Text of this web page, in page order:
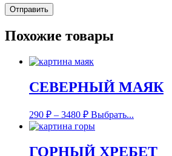
Похожие товары
СЕВЕРНЫЙ МАЯК
290 ₽ – 3480 ₽ Выбрать...
ГОРНЫЙ ХРЕБЕТ